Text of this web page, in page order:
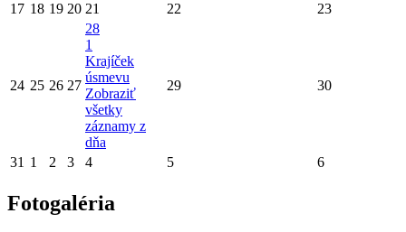
17 18 19 20 21 22 23
24 25 26 27
28
1
Krajíček
úsmevu
Zobraziť
všetky
záznamy z
dňa
29 30
31 1 2 3 4 5 6
Fotogaléria